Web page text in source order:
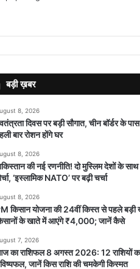
बड़ी ख़बर
8, 2026
दिवस पर बड़ी सौगात, चीन बॉर्डर के
बार रोशन होंगे घर
8, 2026
की नई रणनीति! दो मुस्लिम देशों के साथ
‘इस्लामिक NATO’ पर बढ़ी चर्चा
8, 2026
किसान योजना की 24वीं किस्त से पहले बड़ी
के खाते में आएंगे ₹4,000; जानें कैसे
7, 2026
का राशिफल 8 अगस्त 2026: 12 राशियों
जानें किस राशि की चमकेगी किस्मत